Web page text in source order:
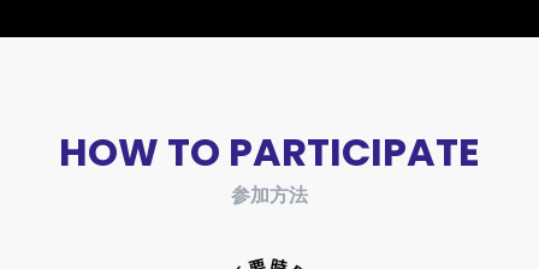
HOW TO PARTICIPATE
参加方法